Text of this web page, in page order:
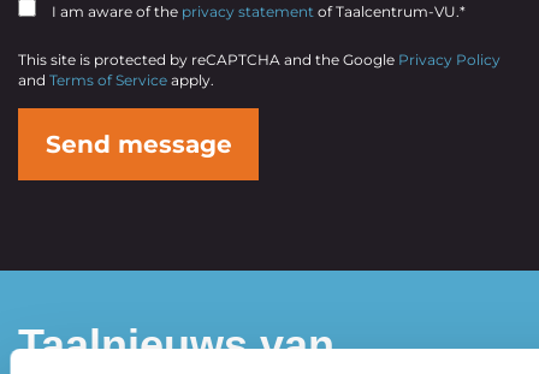
I am aware of the privacy statement of Taalcentrum-VU.*
This site is protected by reCAPTCHA and the Google Privacy Policy
and Terms of Service apply.
Send message
Taalnieuws van